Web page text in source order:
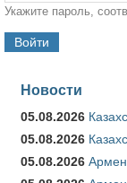
Укажите пароль,
Новости
05.08.2026
05.08.2026
05.08.2026